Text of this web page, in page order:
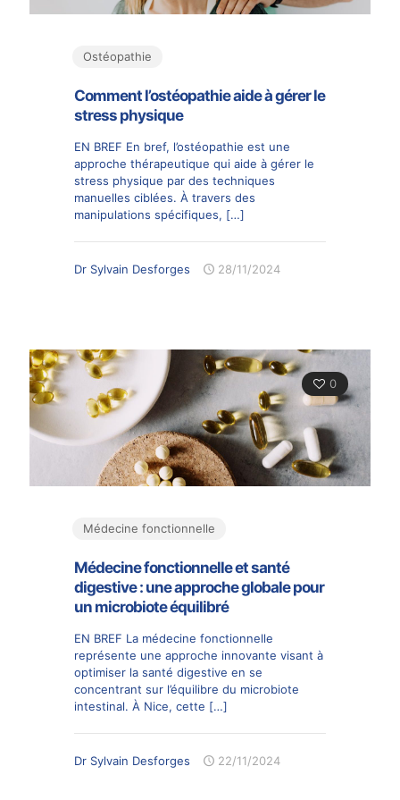
Ostéopathie
Comment l’ostéopathie aide à gérer le
stress physique
EN BREF En bref, l’ostéopathie est une
approche thérapeutique qui aide à gérer le
stress physique par des techniques
manuelles ciblées. À travers des
manipulations spécifiques, […]
Dr Sylvain Desforges 28/11/2024
0
Médecine fonctionnelle
Médecine fonctionnelle et santé
digestive : une approche globale pour
un microbiote équilibré
EN BREF La médecine fonctionnelle
représente une approche innovante visant à
optimiser la santé digestive en se
concentrant sur l’équilibre du microbiote
intestinal. À Nice, cette […]
Dr Sylvain Desforges 22/11/2024